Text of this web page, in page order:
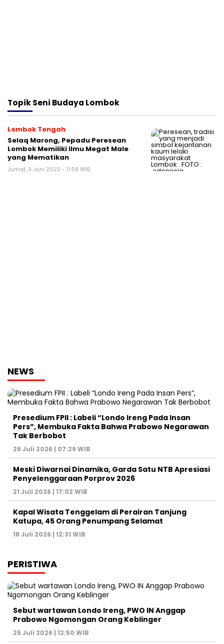
TopikSeni Budaya Lombok
Lombok Tengah
Selaq Marong, Pepadu Peresean
Lombok Memiliki Ilmu Megat Male
yang Mematikan
Jumat, 3 Juni 2022 - 11:58 WIB
NEWS
Presedium FPII : Labeli “Londo Ireng Pada Insan
Pers”, Membuka Fakta Bahwa Prabowo Negarawan
Tak Berbobot
26 Juli 2026 | 07:29 WIB
Meski Diwarnai Dinamika, Garda Satu NTB Apresiasi
Penyelenggaraan Porprov 2026 ‎
21 Juli 2026 | 17:02 WIB
Kapal Wisata Tenggelam di Perairan Tanjung
Katupa, 45 Orang Penumpang Selamat
18 Juli 2026 | 12:31 WIB
PERISTIWA
Sebut wartawan Londo Ireng, PWO IN Anggap
Prabowo Ngomongan Orang Keblinger
25 Juli 2026 | 12:50 WIB